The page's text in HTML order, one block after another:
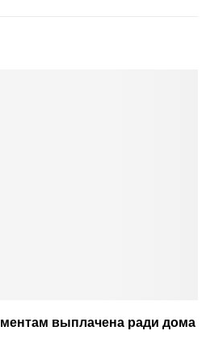
выплачена ради дома